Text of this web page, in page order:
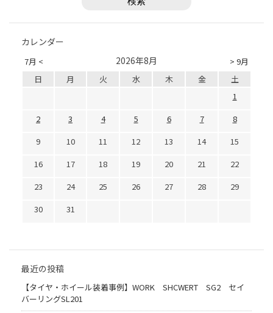
カレンダー
7月 < > 9月
2026年8月
日 月 火 水 木 金
土
1
2
3 4 5 6 7
8
9
10 11 12 13 14
15
16
17 18 19 20 21
22
23
24 25 26 27 28
29
30
31
最近の投稿
【タイヤ・ホイール装着事例】WORK SHCWERT SG2 セイ
バーリングSL201